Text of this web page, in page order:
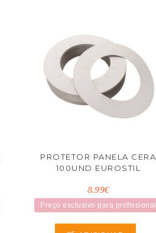
PROTETOR PANELA CERA
100UND EUROSTIL
8.99€
Preço exclusivo para profissional